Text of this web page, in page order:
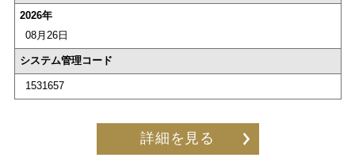
2026年
08月26日
システム管理コード
1531657
詳細を見る